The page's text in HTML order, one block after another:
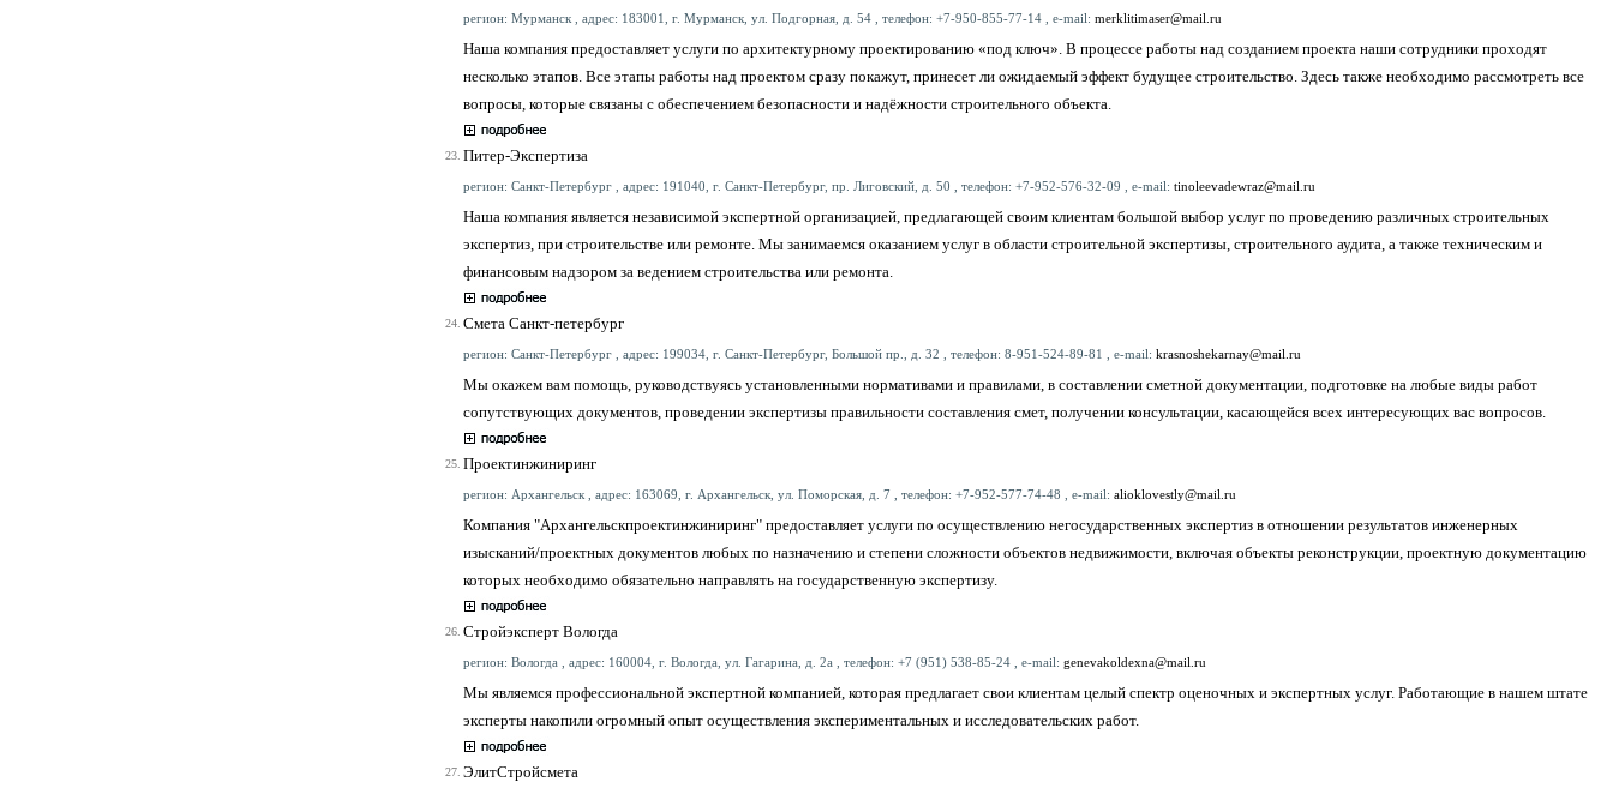
регион: Мурманск , адрес: 183001, г. Мурманск, ул. Подгорная, д. 54 , телефон: +7-950-855-77-14 , e-mail: merklitimaser@mail.ru
Наша компания предоставляет услуги по архитектурному проектированию «под ключ». В процессе работы над созданием проекта наши сотрудники проходят
несколько этапов. Все этапы работы над проектом сразу покажут, принесет ли ожидаемый эффект будущее строительство. Здесь также необходимо рассмотреть все
вопросы, которые связаны с обеспечением безопасности и надёжности строительного объекта.
23. Питер-Экспертиза
регион: Санкт-Петербург , адрес: 191040, г. Санкт-Петербург, пр. Лиговский, д. 50 , телефон: +7-952-576-32-09 , e-mail: tinoleevadewraz@mail.ru
Наша компания является независимой экспертной организацией, предлагающей своим клиентам большой выбор услуг по проведению различных строительных
экспертиз, при строительстве или ремонте. Мы занимаемся оказанием услуг в области строительной экспертизы, строительного аудита, а также техническим и
финансовым надзором за ведением строительства или ремонта.
24. Смета Санкт-петербург
регион: Санкт-Петербург , адрес: 199034, г. Санкт-Петербург, Большой пр., д. 32 , телефон: 8-951-524-89-81 , e-mail: krasnoshekarnay@mail.ru
Мы окажем вам помощь, руководствуясь установленными нормативами и правилами, в составлении сметной документации, подготовке на любые виды работ
сопутствующих документов, проведении экспертизы правильности составления смет, получении консультации, касающейся всех интересующих вас вопросов.
25. Проектинжиниринг
регион: Архангельск , адрес: 163069, г. Архангельск, ул. Поморская, д. 7 , телефон: +7-952-577-74-48 , e-mail: alioklovestly@mail.ru
Компания "Архангельскпроектинжиниринг" предоставляет услуги по осуществлению негосударственных экспертиз в отношении результатов инженерных
изысканий/проектных документов любых по назначению и степени сложности объектов недвижимости, включая объекты реконструкции, проектную документацию
которых необходимо обязательно направлять на государственную экспертизу.
26. Стройэксперт Вологда
регион: Вологда , адрес: 160004, г. Вологда, ул. Гагарина, д. 2а , телефон: +7 (951) 538-85-24 , e-mail: genevakoldexna@mail.ru
Мы являемся профессиональной экспертной компанией, которая предлагает свои клиентам целый спектр оценочных и экспертных услуг. Работающие в нашем штате
эксперты накопили огромный опыт осуществления экспериментальных и исследовательских работ.
27. ЭлитСтройсмета